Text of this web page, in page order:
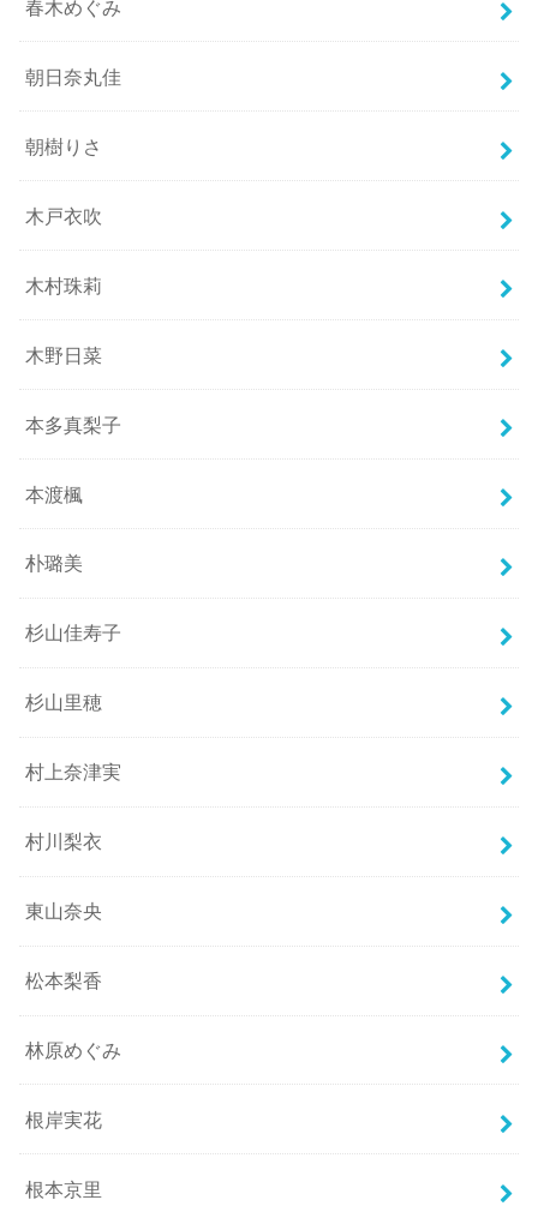
春木めぐみ
朝日奈丸佳
朝樹りさ
木戸衣吹
木村珠莉
木野日菜
本多真梨子
本渡楓
朴璐美
杉山佳寿子
杉山里穂
村上奈津実
村川梨衣
東山奈央
松本梨香
林原めぐみ
根岸実花
根本京里